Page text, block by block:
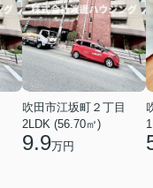
吹田市江坂町２丁目
2LDK (56.70㎡)
9.9万円